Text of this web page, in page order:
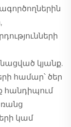
կյանք.
համար՝ ծեր
հանդիպում
կամ